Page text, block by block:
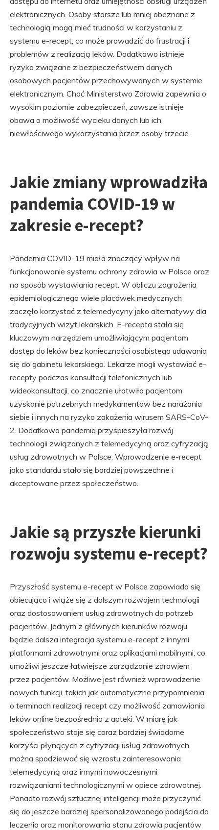
elektronicznych. Osoby starsze lub mniej obeznane z
technologią mogą mieć trudności w korzystaniu z
systemu e-recept, co może prowadzić do frustracji i
problemów z realizacją leków. Dodatkowo istnieje
ryzyko związane z bezpieczeństwem danych
osobowych pacjentów przechowywanych w systemie
elektronicznym. Choć Ministerstwo Zdrowia zapewnia o
wysokim poziomie zabezpieczeń, zawsze istnieje
obawa o możliwość wycieku danych lub ich
niewłaściwego wykorzystania przez osoby trzecie.
Jakie zmiany wprowadziła
pandemia COVID-19 w
zakresie e-recept?
Pandemia COVID-19 miała znaczący wpływ na
funkcjonowanie systemu ochrony zdrowia w Polsce oraz
na sposób wystawiania recept. W obliczu zagrożenia
epidemiologicznego wiele placówek medycznych
zaczęło korzystać z telemedycyny jako alternatywy dla
tradycyjnych wizyt lekarskich. E-recepta stała się
kluczowym narzędziem umożliwiającym pacjentom
dostęp do leków bez konieczności osobistego udawania
się do gabinetu lekarskiego. Lekarze mogli wystawiać e-
recepty podczas konsultacji telefonicznych lub
wideokonsultacji, co znacznie ułatwiło pacjentom
uzyskanie potrzebnych medykamentów bez narażania
siebie i innych na ryzyko zakażenia wirusem SARS-CoV-
2. Dodatkowo pandemia przyspieszyła rozwój
technologii związanych z telemedycyną oraz cyfryzacją
usług zdrowotnych w Polsce. Wprowadzenie e-recept
jako standardu stało się bardziej powszechne i
akceptowane przez społeczeństwo.
Jakie są przyszłe kierunki
rozwoju systemu e-recept?
Przyszłość systemu e-recept w Polsce zapowiada się
obiecująco i wiąże się z dalszym rozwojem technologii
oraz dostosowaniem usług zdrowotnych do potrzeb
pacjentów. Jednym z głównych kierunków rozwoju
będzie dalsza integracja systemu e-recept z innymi
platformami zdrowotnymi oraz aplikacjami mobilnymi, co
umożliwi jeszcze łatwiejsze zarządzanie zdrowiem
przez pacjentów. Możliwe jest również wprowadzenie
nowych funkcji, takich jak automatyczne przypomnienia
o terminach realizacji recept czy możliwość zamawiania
leków online bezpośrednio z apteki. W miarę jak
społeczeństwo staje się coraz bardziej świadome
korzyści płynących z cyfryzacji usług zdrowotnych,
można spodziewać się wzrostu zainteresowania
telemedycyną oraz innymi nowoczesnymi
rozwiązaniami technologicznymi w opiece zdrowotnej.
Ponadto rozwój sztucznej inteligencji może przyczynić
się do jeszcze bardziej spersonalizowanego podejścia do
leczenia oraz monitorowania stanu zdrowia pacjentów